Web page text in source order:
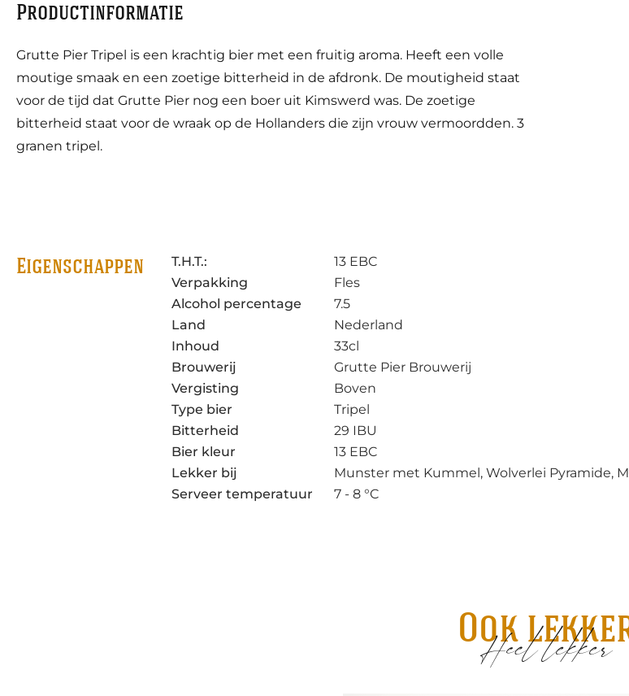
Productinformatie
Grutte Pier Tripel is een krachtig bier met een fruitig aroma. Heeft een volle
moutige smaak en een zoetige bitterheid in de afdronk. De moutigheid staat
voor de tijd dat Grutte Pier nog een boer uit Kimswerd was. De zoetige
bitterheid staat voor de wraak op de Hollanders die zijn vrouw vermoordden. 3
granen tripel.
Eigenschappen T.H.T.:
13 EBC
Verpakking
Fles
Alcohol percentage
7.5
Land
Nederland
Inhoud
33cl
Brouwerij
Grutte Pier Brouwerij
Vergisting
Boven
Type bier
Tripel
Bitterheid
29 IBU
Bier kleur
13 EBC
Lekker bij
Munster met Kummel, Wolverlei Pyramide,
Serveer temperatuur
7 - 8 °C
Ook
Heel lekker